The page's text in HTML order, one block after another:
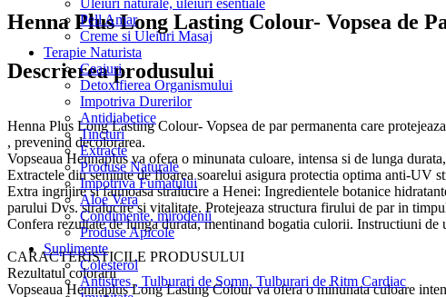
Uleiuri naturale, uleiuri esentiale
Pell Amar
Creme si Uleiuri Masaj
Terapie Naturista
Ceaiuri
Detoxifierea Organismului
Impotriva Durerilor
Antidiabetice
Tincturi
Extracte
Produse Naturale
Impotriva Fumatului
Aloe Vera
Condimente, mirodenii
Produse Apicole
Suplimente
Colesterol
Antistres , Tulburari de Somn, Tulburari de Ritm Cardiac
Henna Plus Long Lasting Colour- Vopsea de
Descrierea produsului
Henna Plus Long Lasting Colour- Vopsea de par permanenta care
, prevenind decolorarea.
Vopseaua Hennaplus va ofera o minunata culoare, intensa si de lunga
Extractele din seminte de floarea soarelui asigura protectia optima anti-UV
Extra ingrijire si faimoasa stralucire a Henei: Ingredientele botanice
parului Dvs. stralucire si vitalitate. Protejeaza structura firului de par in
Confera rezultate de lunga durata, mentinand bogatia culorii. Instructiuni
CARACTERISTICILE PRODUSULUI
Rezultatul colorarii
Vopseaua Hennaplus Long Lasting Colour va ofera o minunata culoare